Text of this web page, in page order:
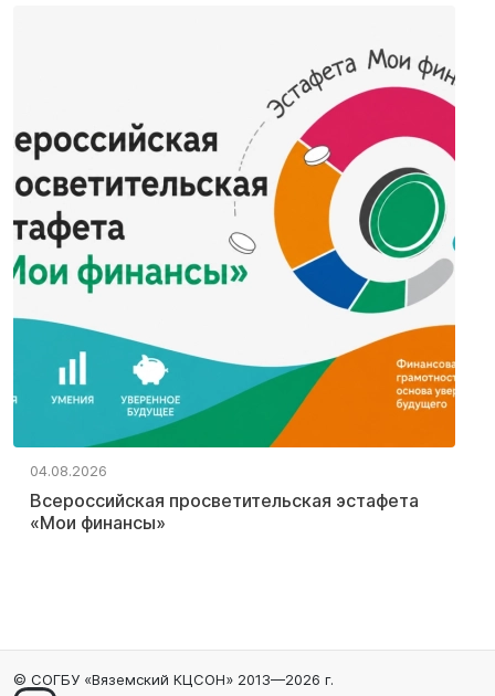
04.08.2026
Всероссийская просветительская эстафета
«Мои финансы»
© СОГБУ «Вяземский КЦСОН» 2013—2026 г.